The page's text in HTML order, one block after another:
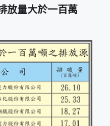
放量大於一百萬